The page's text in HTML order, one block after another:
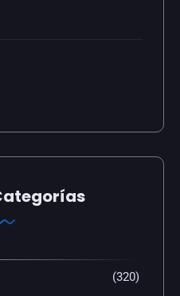
(320)